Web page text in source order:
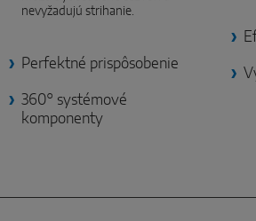
nevyžadujú strihanie.
Perfektné prispôsobenie
360° systémové
komponenty